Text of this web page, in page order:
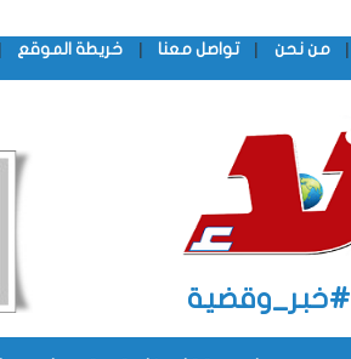
| من نحن | تواصل معنا | خريطة الموقع |
#خبر_وقضية